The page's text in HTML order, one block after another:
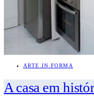
ARTE.IN.FORMA
A casa em